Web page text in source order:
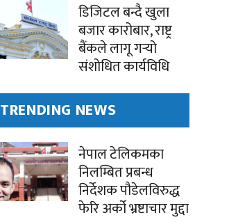
डिजिटल बन्दै खुला
बजार कारोबार, राष्ट्र
बैंकले लागू गर्‍यो
संशोधित कार्यविधि
TRENDING NEWS
नेपाल टेलिकमका
निलम्बित प्रबन्ध
निर्देशक पौडेलविरुद्ध
फेरि अर्को भ्रष्टाचार मुद्दा